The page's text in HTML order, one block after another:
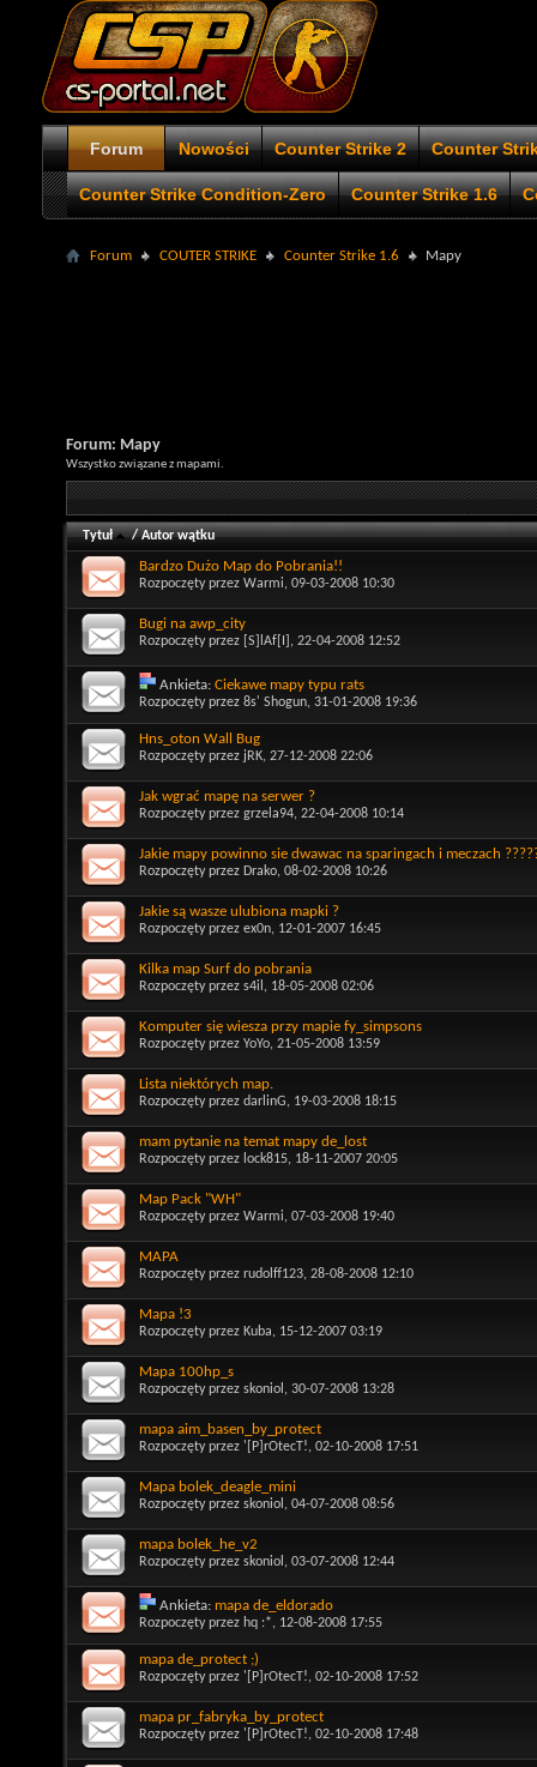
Forum Nowości Counter Strike 2 Counter
Counter Strike Condition-Zero Counter Strike 1.6
Forum COUTER STRIKE Counter Strike 1.6 Mapy
Forum: Mapy
Wszystko związane z mapami.
Tytuł /Autor wątku
Bardzo Dużo Map do Pobrania!!
Rozpoczęty przez Warmi, 09-03-2008 10:30
Bugi na awp_city
Rozpoczęty przez [S]lAf[I] , 22-04-2008 12:52
Ankieta: Ciekawe mapy typu rats
Rozpoczęty przez 8s' Shogun, 31-01-2008 19:36
Hns_oton Wall Bug
Rozpoczęty przez jRK, 27-12-2008 22:06
Jak wgrać mapę na serwer ?
Rozpoczęty przez grzela94, 22-04-2008 10:14
Jakie mapy powinno sie dwawac na sparingach i meczach
Rozpoczęty przez Drako, 08-02-2008 10:26
Jakie są wasze ulubiona mapki ?
Rozpoczęty przez ex0n, 12-01-2007 16:45
Kilka map Surf do pobrania
Rozpoczęty przez s4il , 18-05-2008 02:06
Komputer się wiesza przy mapie fy_simpsons
Rozpoczęty przez YoYo, 21-05-2008 13:59
Lista niektórych map.
Rozpoczęty przez darlinG, 19-03-2008 18:15
mam pytanie na temat mapy de_lost
Rozpoczęty przez lock815, 18-11-2007 20:05
Map Pack "WH"
Rozpoczęty przez Warmi, 07-03-2008 19:40
MAPA
Rozpoczęty przez rudolff123, 28-08-2008 12:10
Mapa !3
Rozpoczęty przez Kuba, 15-12-2007 03:19
Mapa 100hp_s
Rozpoczęty przez skoniol , 30-07-2008 13:28
mapa aim_basen_by_protect
Rozpoczęty przez '[P]rOtecT!, 02-10-2008 17:51
Mapa bolek_deagle_mini
Rozpoczęty przez skoniol , 04-07-2008 08:56
mapa bolek_he_v2
Rozpoczęty przez skoniol , 03-07-2008 12:44
Ankieta: mapa de_eldorado
Rozpoczęty przez hq :*, 12-08-2008 17:55
mapa de_protect ;)
Rozpoczęty przez '[P]rOtecT!, 02-10-2008 17:52
mapa pr_fabryka_by_protect
Rozpoczęty przez '[P]rOtecT!, 02-10-2008 17:48